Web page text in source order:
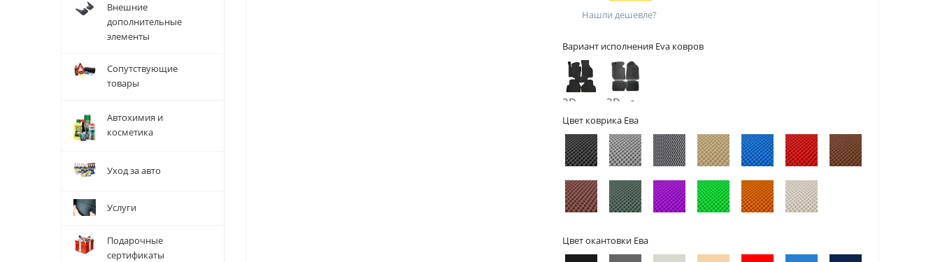
Внешние
дополнительные
элементы
Сопутствующие
товары
Автохимия и
косметика
Уход за авто
Услуги
Подарочные
сертификаты
Нашли дешевле?
Вариант исполнения Eva ковров
2D -
без
бортов
3D - с
бортами
Цвет коврика Ева
Цвет окантовки Ева